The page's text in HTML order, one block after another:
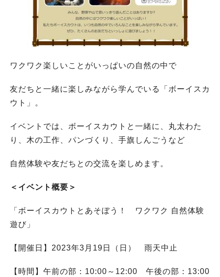
ワクワク楽しいことがいっぱいの自然の中で
友だちと一緒に楽しみながら学んでいる「ボーイスカ
ウト」。
イベントでは、ボーイスカウトと一緒に、丸太わた
り、木の工作、パンづくり、手旗しんごうなど
自然体験や友だちとの交流を楽しめます。
＜イベント概要＞
「ボーイスカウトとあそぼう！ ワクワク 自然体験
遊び」
【開催日】2023年3月19日（日） 雨天中止
【時間】午前の部：10:00～12:00 午後の部：13:00